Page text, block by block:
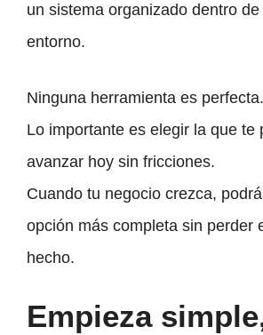
un sistema organizado dentro
entorno.
Ninguna herramienta es perfecta.
Lo importante es elegir la que te
avanzar hoy sin fricciones.
Cuando tu negocio crezca,
opción más completa sin perder
hecho.
Empieza